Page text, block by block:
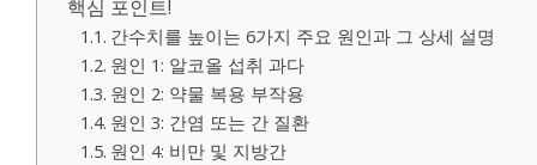
핵심 포인트!
간수치를 높이는 6가지 주요 원인과 그 상세 설명
원인 1: 알코올 섭취 과다
원인 2: 약물 복용 부작용
원인 3: 간염 또는 간 질환
원인 4: 비만 및 지방간